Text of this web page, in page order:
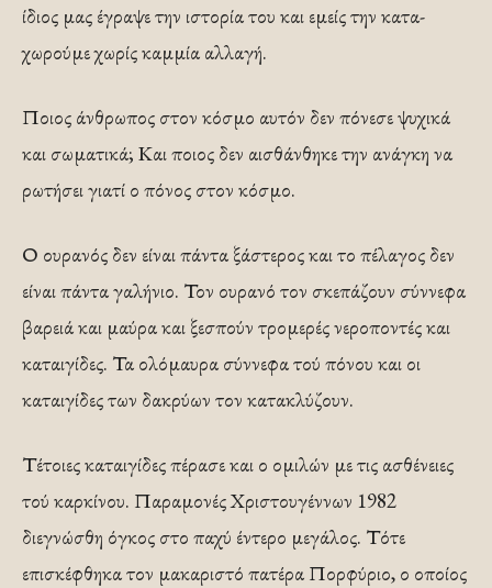
ίδιος μας έγραψε την ιστορία του και εμείς την κατα­
χωρούμε χωρίς καμμία αλλαγή.
Ποιος άνθρωπος στον κόσμο αυτόν δεν πόνεσε ψυ­χικά
και σωματικά; Και ποιος δεν αισθάνθηκε την ανάγκη να
ρωτήσει γιατί ο πόνος στον κόσμο.
Ο ουρανός δεν είναι πάντα ξάστερος και το πέλαγος δεν
είναι πάντα γαλήνιο. Τον ουρανό τον σκεπάζουν σύννεφα
βαρειά και μαύ­ρα και ξεσπούν τρομερές νεροποντές και
καταιγίδες. Τα ολόμαυρα σύννεφα τού πόνου και οι
καταιγίδες των δακρύων τον κατακλύζουν.
Τέτοιες καταιγίδες πέρασε και ο ομιλών με τις α­σθένειες
τού καρκίνου. Παραμονές Χριστουγέννων 1982
διεγνώσθη όγκος στο παχύ έντερο μεγάλος. Τότε
επισκέφθηκα τον μακαριστό πατέρα Πορφύριο, ο οποίος